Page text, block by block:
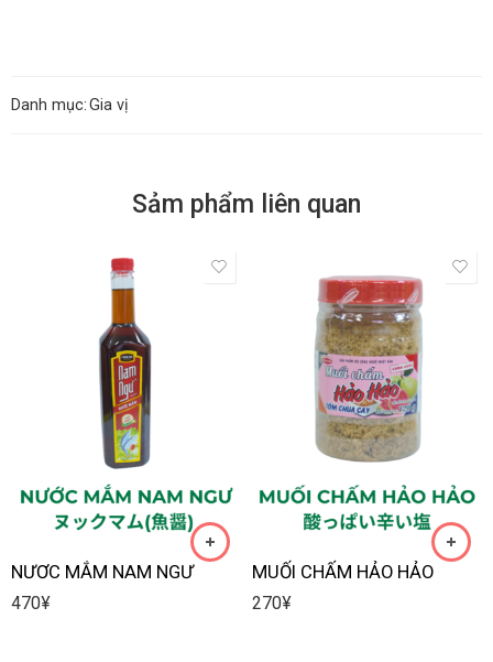
Danh mục:Gia vị
Sảm phẩm liên quan
NƯƠC MẮM NAM NGƯ
470¥
MUỐI CHẤM HẢO HẢO
270¥